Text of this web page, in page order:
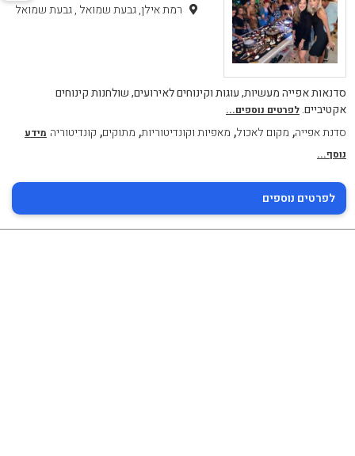
רמת אילן, גבעת שמואל , גבעת שמואל
סדנאות אפייה מעשיות, עוגות וקינוחים לאירועים, שולחנות קינוחים
אקטיביים.לפרטים נוספים...
סדנת אפייה, מקום לאכול, מאפיות וקונדיטוריות, מתוקים, קונדיטוריה מידע
נוסף...
לפרטים נוספים